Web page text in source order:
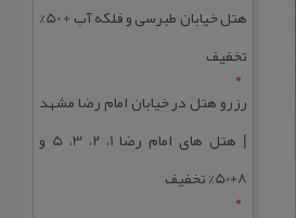
هتل خیابان طبرسی و فلکه آب + 50%
تخفیف
رزرو هتل در خیابان امام رضا مشهد
| هتل‌ های امام رضا 1، 2، 3، 5 و
8+50% تخفیف